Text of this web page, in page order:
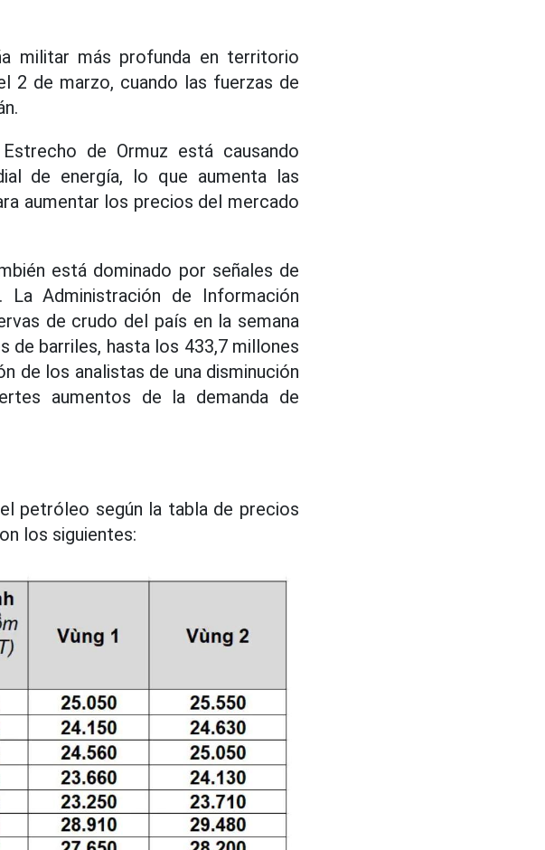
militar más profunda en territorio
2 de marzo, cuando las fuerzas de
de Ormuz está causando
de energía, lo que aumenta las
aumentar los precios del mercado
está dominado por señales de
La Administración de Información
de crudo del país en la semana
de barriles, hasta los 433,7 millones
de los analistas de una disminución
aumentos de la demanda de
petróleo según la tabla de precios
los siguientes: